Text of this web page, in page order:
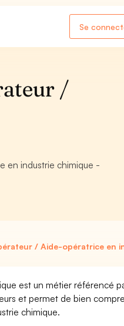
Se
/
en industrie chimique -
/ Aide-opératrice en
est un métier référencé
et permet de bien
chimique.